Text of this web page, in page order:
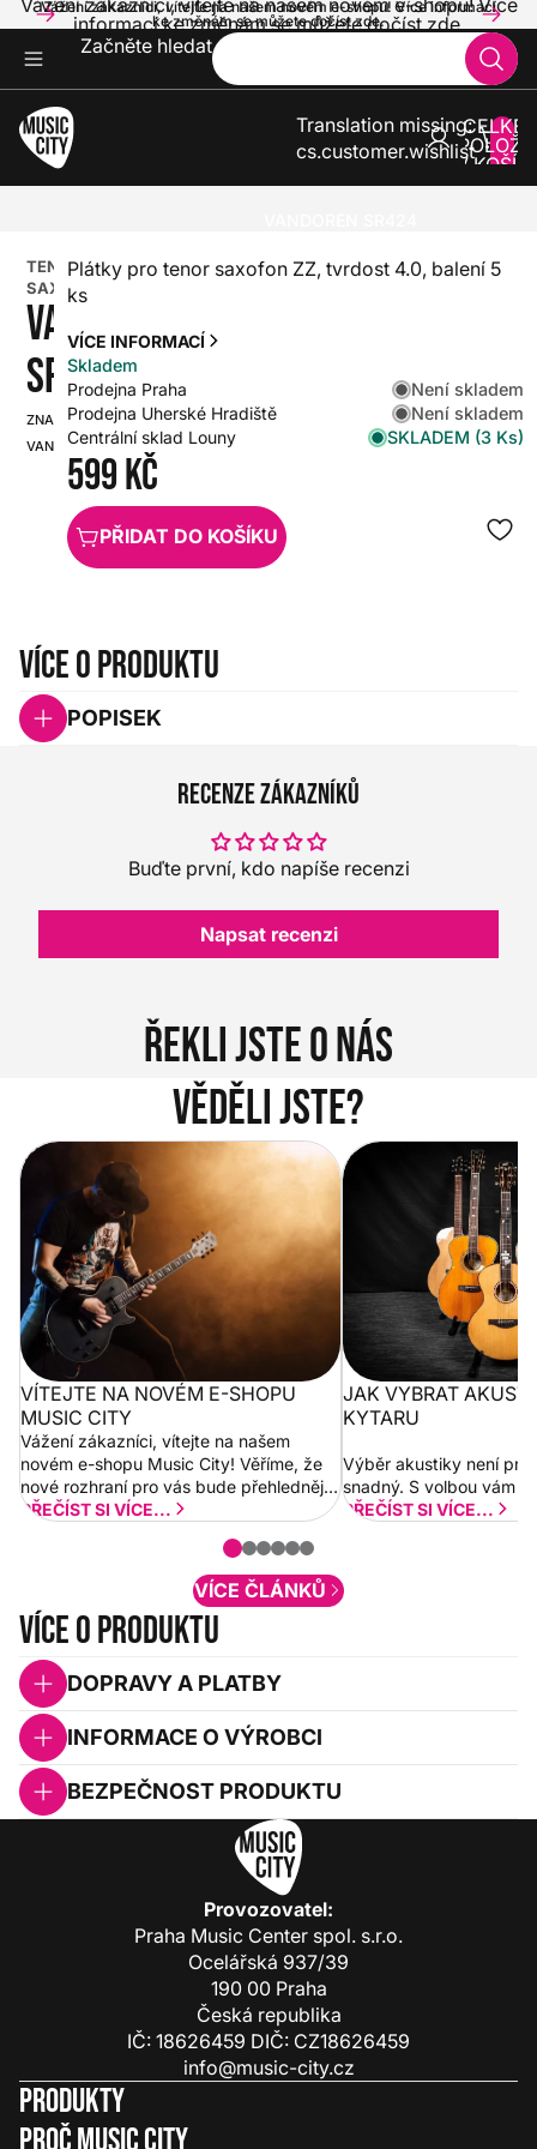
Vážení zákazníci, vítejte na našem novém e-shopu! Více informací
ke změnám se můžete dočíst zde.
Vážení zákazníci, vítejte na našem novém e-shopu! Více
informací ke změnám se můžete dočíst zde.
Začněte hledat
Translation missing:
cs.customer.wishlist
V
0
TENOR
SAXOFON
VANDOREN
SR424
ZNAČKA:
VANDOREN
SKU:
HX0000000009833
Plátky pro tenor saxofon ZZ, tvrdost 4.0, balení 5
ks
VÍCE INFORMACÍ
Skladem
Prodejna Praha
Není skladem
Prodejna Uherské Hradiště
Není skladem
Centrální sklad Louny
SKLADEM (3 Ks)
599 Kč
PŘIDAT DO KOŠÍKU
Více o produktu
POPISEK
Recenze zákazníků
Buďte první, kdo napíše recenzi
Napsat recenzi
Řekli jste o nás
Věděli jste?
Vítejte na novém e-shopu Music
City
VÍTEJTE NA NOVÉM E-SHOPU
MUSIC CITY
Vážení zákazníci, vítejte na našem
novém e-shopu Music City! Věříme, že
nové rozhraní pro vás bude přehlednější
a rychlejší. Postupně budeme přidávat
PŘEČÍST SI VÍCE...
Jak vybrat
JAK VYBRAT
KYTARU
Výběr akustiky není pro
snadný. S volbou vám
PŘEČÍST SI VÍCE...
VÍCE ČLÁNKŮ
Více o produktu
DOPRAVY A PLATBY
INFORMACE O VÝROBCI
BEZPEČNOST PRODUKTU
Provozovatel:
Praha Music Center spol. s.r.o.
Ocelářská 937/39
190 00 Praha
Česká republika
IČ: 18626459 DIČ: CZ18626459
info@music-city.cz
Produkty
Proč Music City